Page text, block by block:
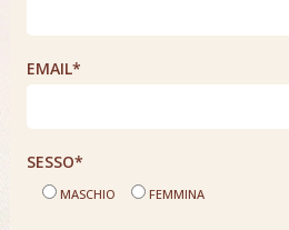
EMAIL*
SESSO*
MASCHIO FEMMINA